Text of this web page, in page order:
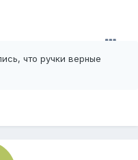
что ручки верные